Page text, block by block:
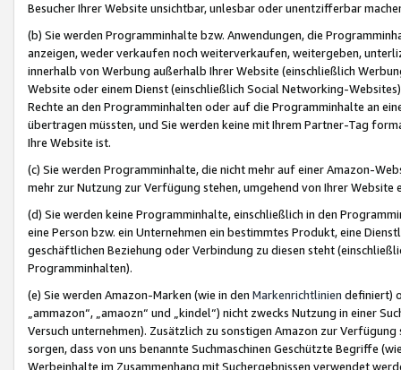
Besucher Ihrer Website unsichtbar, unlesbar oder unentzifferbar
(b) Sie werden Programminhalte bzw. Anwendungen, die
anzeigen, weder verkaufen noch weiterverkaufen, weitergeben,
innerhalb von Werbung außerhalb Ihrer Website (einschließlich
Website oder einem Dienst (einschließlich Social Networking-
Rechte an den Programminhalten oder auf die Programminhalte an
übertragen müssten, und Sie werden keine mit Ihrem Partner-Tag
Ihre Website ist.
(c) Sie werden Programminhalte, die nicht mehr auf einer Amazon-
mehr zur Nutzung zur Verfügung stehen, umgehend von Ihrer
(d) Sie werden keine Programminhalte, einschließlich in den
eine Person bzw. ein Unternehmen ein bestimmtes Produkt, eine
geschäftlichen Beziehung oder Verbindung zu diesen steht
Programminhalten).
(e) Sie werden Amazon-Marken (wie in den Markenrichtlinien definiert)
„ammazon“, „amaozn“ und „kindel“) nicht zwecks Nutzung in einer
Versuch unternehmen). Zusätzlich zu sonstigen Amazon zur
sorgen, dass von uns benannte Suchmaschinen Geschützte Begriffe
Werbeinhalte im Zusammenhang mit Suchergebnissen verwendet